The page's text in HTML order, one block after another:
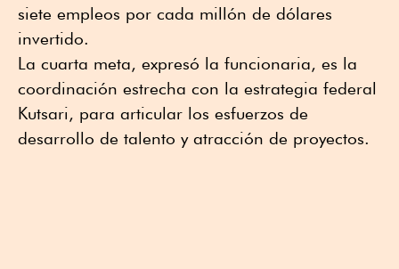
siete empleos por cada millón de dólares
invertido.
La cuarta meta, expresó la funcionaria, es la
coordinación estrecha con la estrategia federal
Kutsari, para articular los esfuerzos de
desarrollo de talento y atracción de proyectos.